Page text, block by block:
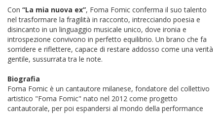
Con “La mia nuova ex”, Foma Fomic conferma il suo talento
nel trasformare la fragilità in racconto, intrecciando poesia e
disincanto in un linguaggio musicale unico, dove ironia e
introspezione convivono in perfetto equilibrio. Un brano che fa
sorridere e riflettere, capace di restare addosso come una verità
gentile, sussurrata tra le note.
Biografia
Foma Fomic è un cantautore milanese, fondatore del collettivo
artistico "Foma Fomic" nato nel 2012 come progetto
cantautorale, per poi espandersi al mondo della performance